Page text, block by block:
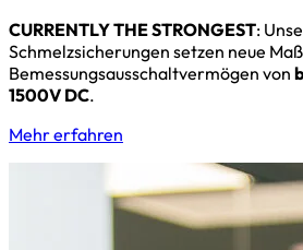
CURRENTLY THE STRONGEST:
Schmelzsicherungen setzen neue
Bemessungsausschaltvermögen von
1500V DC.
Mehr erfahren